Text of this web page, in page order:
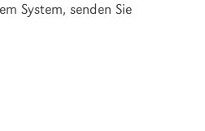
System, senden Sie